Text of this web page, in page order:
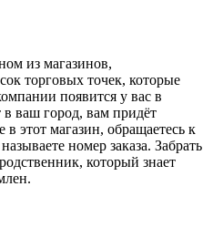
из магазинов,
торговых точек, которые
появится у вас в
в ваш город, вам придёт
этот магазин, обращаетесь к
номер заказа. Забрать
который знает